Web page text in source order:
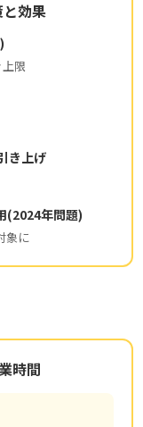
効果
限
き上げ
(2024年問題)
象に
時間